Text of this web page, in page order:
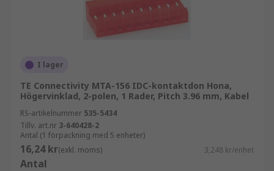
I lager
TE Connectivity MTA-156 IDC-kontaktdon Hona,
Högervinklad, 2-polen, 1 Rader, Pitch 3.96 mm, Kabel
RS-artikelnummer 535-5434
Tillv. art.nr 3-640428-2
Antal (1 förpackning med 5 enheter)
16,24 kr(exkl. moms) 3,248 kr/enhet
Antal